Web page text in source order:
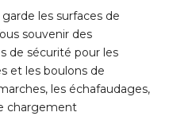
les surfaces de
souvenir des
de sécurité pour les
et les boulons de
les échafaudages,
chargement